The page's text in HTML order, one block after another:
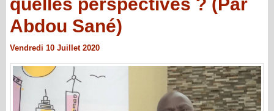
Abdou Sané)
Vendredi 10 Juillet 2020